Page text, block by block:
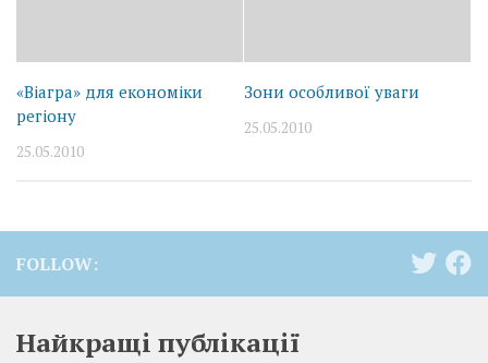
«Віагра» для економіки
регіону
25.05.2010
Зони особливої уваги
25.05.2010
FOLLOW:
Найкращі публікації